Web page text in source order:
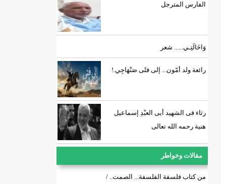
الفارس المترجل
وَاخَالَتِـي...... شعر
رائعة ولد أمّون... إلى فتًى صَنْهَاجِي.!
رثاء فى الشهيد أبى العبْدِ إسماعيل
هنية رحمه الله تعالى
مقالات وخواطر
من كتاب فلسفة الفلسفة... الصمت.. /